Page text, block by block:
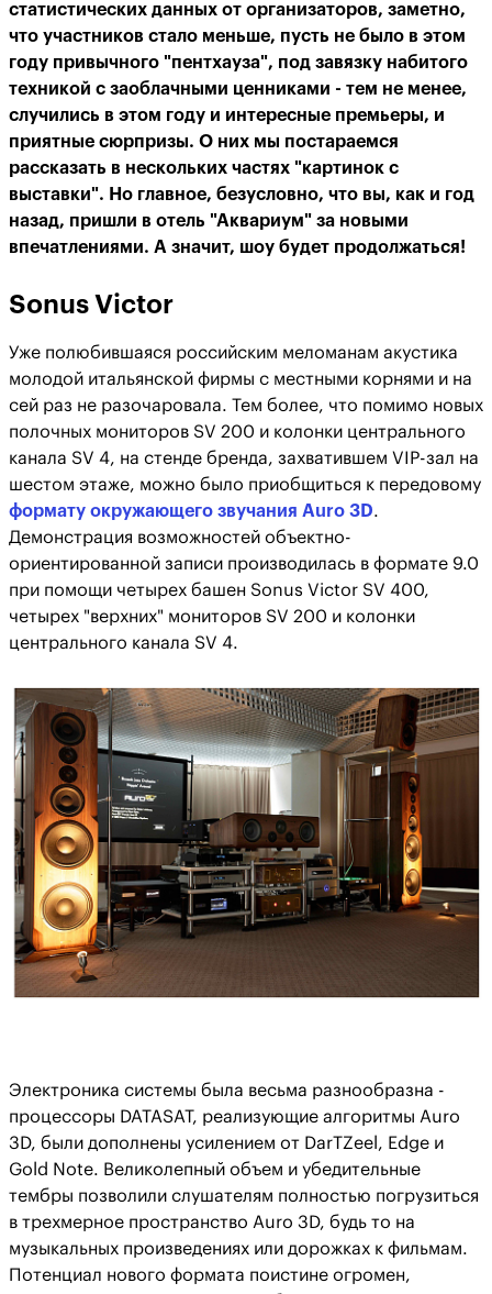
статистических данных от организаторов, заметно,
что участников стало меньше, пусть не было в этом
году привычного "пентхауза", под завязку набитого
техникой с заоблачными ценниками - тем не менее,
случились в этом году и интересные премьеры, и
приятные сюрпризы. О них мы постараемся
рассказать в нескольких частях "картинок с
выставки". Но главное, безусловно, что вы, как и год
назад, пришли в отель "Аквариум" за новыми
впечатлениями. А значит, шоу будет продолжаться!
Sonus Victor
Уже полюбившаяся российским меломанам акустика
молодой итальянской фирмы с местными корнями и на
сей раз не разочаровала. Тем более, что помимо новых
полочных мониторов SV 200 и колонки центрального
канала SV 4, на стенде бренда, захватившем VIP-зал на
шестом этаже, можно было приобщиться к передовому
формату окружающего звучания Auro 3D.
Демонстрация возможностей объектно-
ориентированной записи производилась в формате 9.0
при помощи четырех башен Sonus Victor SV 400,
четырех "верхних" мониторов SV 200 и колонки
центрального канала SV 4.
Электроника системы была весьма разнообразна -
процессоры DATASAT, реализующие алгоритмы Auro
3D, были дополнены усилением от DarTZeel, Edge и
Gold Note. Великолепный объем и убедительные
тембры позволили слушателям полностью погрузиться
в трехмерное пространство Auro 3D, будь то на
музыкальных произведениях или дорожках к фильмам.
Потенциал нового формата поистине огромен,